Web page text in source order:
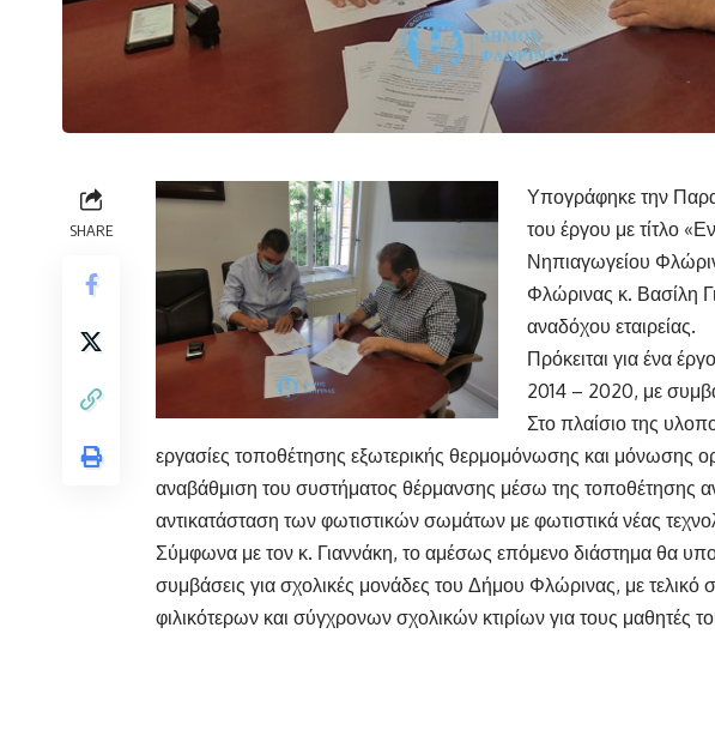
SHARE
Υπογράφηκε την
του έργου με τίτλο
Νηπιαγωγείου
Φλώρινας κ. Βασίλη
αναδόχου εταιρείας.
Πρόκειται για ένα
2014 – 2020, με
Στο πλαίσιο της
εργασίες τοποθέτησης εξωτερικής θερμομόνωσης και μόνωσης
αναβάθμιση του συστήματος θέρμανσης μέσω της τοποθέτησης
αντικατάσταση των φωτιστικών σωμάτων με φωτιστικά νέας
Σύμφωνα με τον κ. Γιαννάκη, το αμέσως επόμενο διάστημα θα
συμβάσεις για σχολικές μονάδες του Δήμου Φλώρινας, με τελικό
φιλικότερων και σύγχρονων σχολικών κτιρίων για τους μαθητές